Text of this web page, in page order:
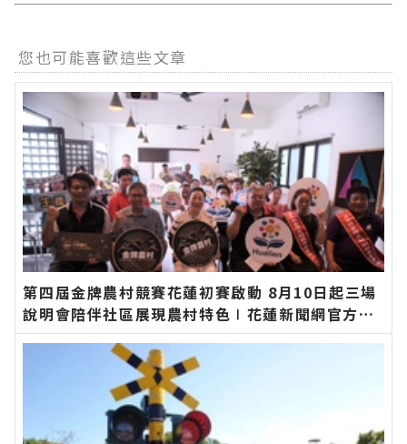
您也可能喜歡這些文章
第四屆金牌農村競賽花蓮初賽啟動 8月10日起三場
說明會陪伴社區展現農村特色∣花蓮新聞網官方網
站各類新聞－最快速的今日新聞報導 最新的在地資